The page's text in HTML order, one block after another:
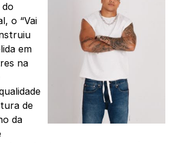
o “Vai
em
na
de
da